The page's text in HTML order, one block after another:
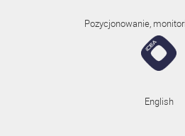
Pozycjonowanie,
English